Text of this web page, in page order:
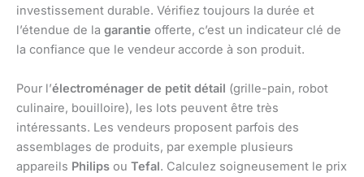
investissement durable. Vérifiez toujours la durée et
l’étendue de la garantie offerte, c’est un indicateur clé de
la confiance que le vendeur accorde à son produit.
Pour l’électroménager de petit détail (grille-pain, robot
culinaire, bouilloire), les lots peuvent être très
intéressants. Les vendeurs proposent parfois des
assemblages de produits, par exemple plusieurs
appareils Philips ou Tefal. Calculez soigneusement le prix